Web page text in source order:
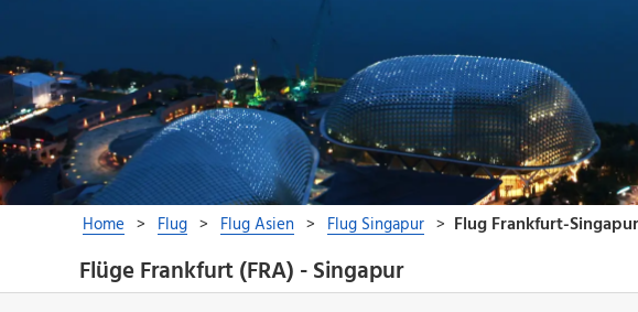
Flüge Frankfurt (FRA) - Singapur